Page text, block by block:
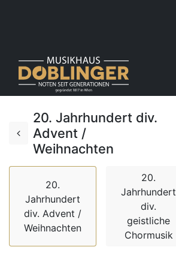
20. Jahrhundert div.
Advent /
Weihnachten
20.
Jahrhundert
div. Advent /
Weihnachten
20.
Jahrhundert
div.
geistliche
Chormusik